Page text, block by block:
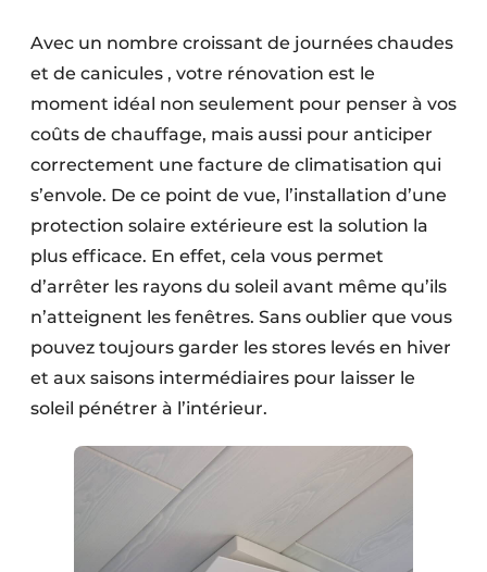
Avec un nombre croissant de journées chaudes
et de canicules , votre rénovation est le
moment idéal non seulement pour penser à vos
coûts de chauffage, mais aussi pour anticiper
correctement une facture de climatisation qui
s’envole. De ce point de vue, l’installation d’une
protection solaire extérieure est la solution la
plus efficace. En effet, cela vous permet
d’arrêter les rayons du soleil avant même qu’ils
n’atteignent les fenêtres. Sans oublier que vous
pouvez toujours garder les stores levés en hiver
et aux saisons intermédiaires pour laisser le
soleil pénétrer à l’intérieur.